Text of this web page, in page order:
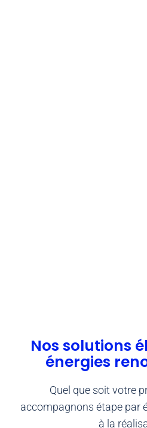
Nos solutions
énergies
Quel que soit votre
accompagnons étape par
à la